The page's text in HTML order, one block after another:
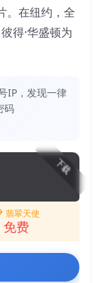
。在纽约，全
得·华盛顿为
IP，发现一律
码
下载
翡翠天使
免费